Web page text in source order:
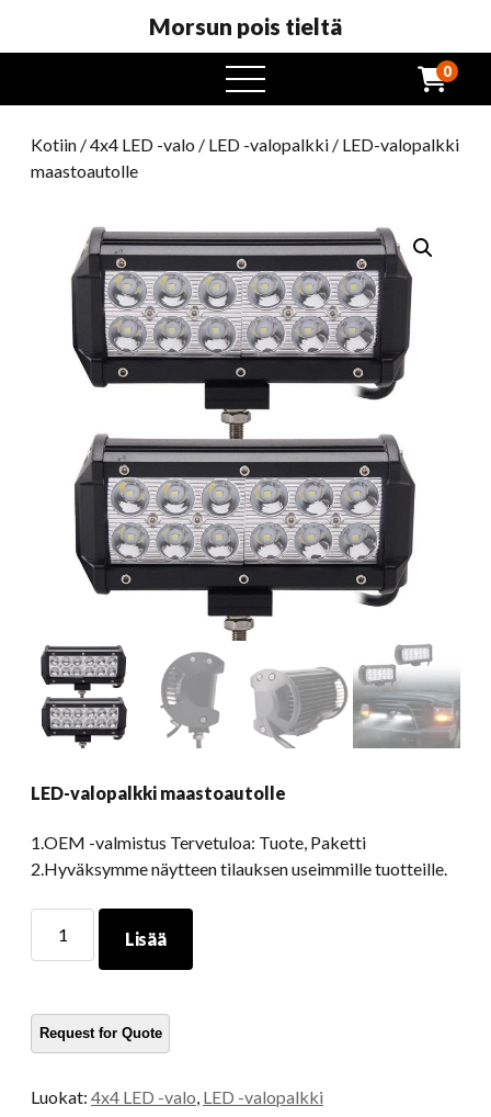
Morsun pois tieltä
avaa
valikko
0
Kotiin /4x4 LED -valo / LED -valopalkki / LED-valopalkki
maastoautolle
LED-valopalkki maastoautolle
1.OEM -valmistus Tervetuloa: Tuote, Paketti
2.Hyväksymme näytteen tilauksen useimmille tuotteille.
valopalkki
maastoautolle
Lisää
Luokat: 4x4 LED -valo LED -valopalkki